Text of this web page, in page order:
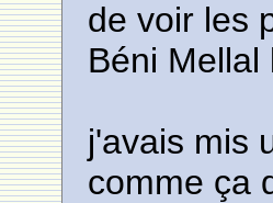
de voir les
Béni Mellal
j'avais mis
comme ça